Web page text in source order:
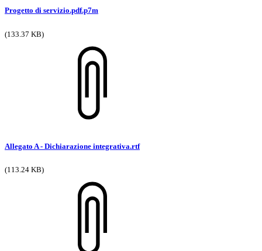
Progetto di servizio.pdf.p7m
(133.37 KB)
Allegato A - Dichiarazione integrativa.rtf
(113.24 KB)